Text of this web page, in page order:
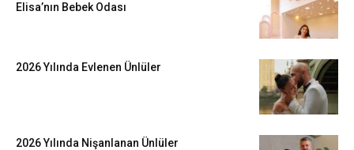
Elisa’nın Bebek Odası
2026 Yılında Evlenen Ünlüler
2026 Yılında Nişanlanan Ünlüler